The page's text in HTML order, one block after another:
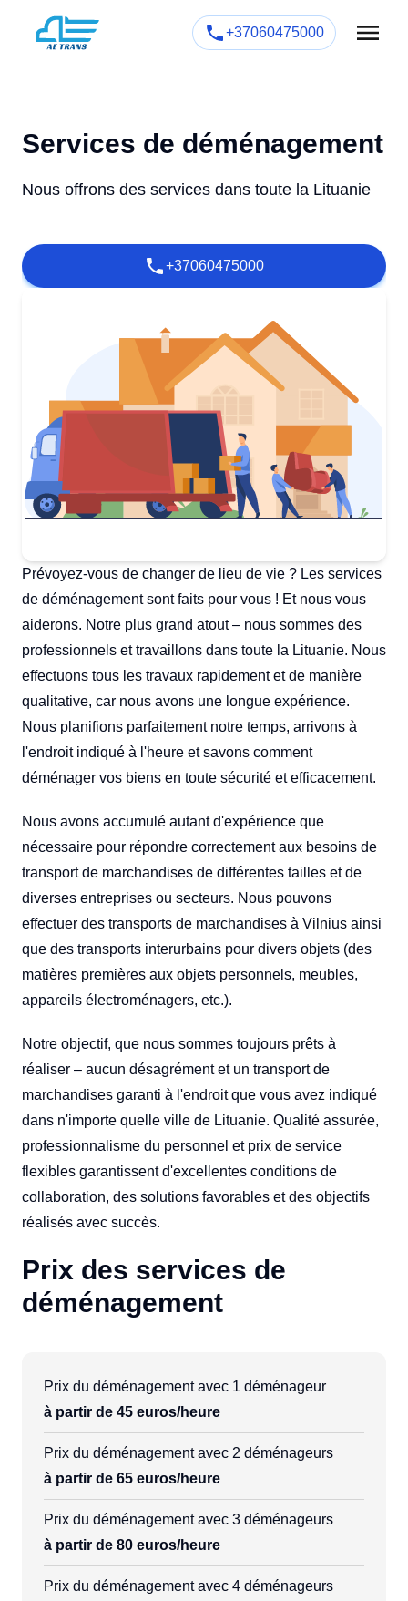
+37060475000
Services de déménagement
Nous offrons des services dans toute la Lituanie
+37060475000
Prévoyez-vous de changer de lieu de vie ? Les services
de déménagement sont faits pour vous ! Et nous vous
aiderons. Notre plus grand atout – nous sommes des
professionnels et travaillons dans toute la Lituanie. Nous
effectuons tous les travaux rapidement et de manière
qualitative, car nous avons une longue expérience.
Nous planifions parfaitement notre temps, arrivons à
l'endroit indiqué à l'heure et savons comment
déménager vos biens en toute sécurité et efficacement.
Nous avons accumulé autant d'expérience que
nécessaire pour répondre correctement aux besoins de
transport de marchandises de différentes tailles et de
diverses entreprises ou secteurs. Nous pouvons
effectuer des transports de marchandises à Vilnius ainsi
que des transports interurbains pour divers objets (des
matières premières aux objets personnels, meubles,
appareils électroménagers, etc.).
Notre objectif, que nous sommes toujours prêts à
réaliser – aucun désagrément et un transport de
marchandises garanti à l'endroit que vous avez indiqué
dans n'importe quelle ville de Lituanie. Qualité assurée,
professionnalisme du personnel et prix de service
flexibles garantissent d'excellentes conditions de
collaboration, des solutions favorables et des objectifs
réalisés avec succès.
Prix des services de
déménagement
Prix du déménagement avec 1 déménageur
à partir de 45 euros/heure
Prix du déménagement avec 2 déménageurs
à partir de 65 euros/heure
Prix du déménagement avec 3 déménageurs
à partir de 80 euros/heure
Prix du déménagement avec 4 déménageurs